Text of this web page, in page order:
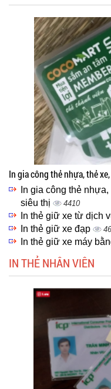
In gia công thẻ nhựa, thẻ
In gia công thẻ
siêu thị
4410
In thẻ giữ xe từ dịch
In thẻ giữ xe đạp
In thẻ giữ xe máy
IN THẺ NHÂN VIÊN